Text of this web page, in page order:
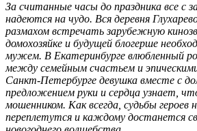
За считанные часы до праздника все с
надеются на чудо. Вся деревня
размахом встречать зарубежную
домохозяйке и будущей блогерше
мужем. В Екатеринбурге влюбленный
между семейным счастьем и
Санкт-Петербурге девушка вместе с
предложением руки и сердца узнает,
мошенником. Как всегда, судьбы героев
переплетутся и каждому достанется